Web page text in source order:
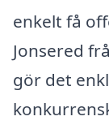
enkelt få
Jonsered
gör det